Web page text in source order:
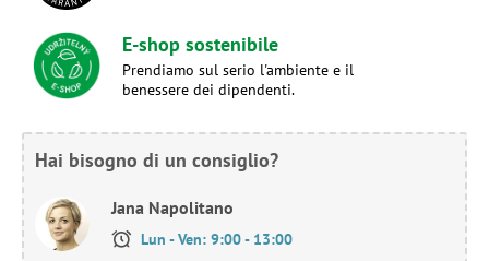
E-shop sostenibile
Prendiamo sul serio l'ambiente e il
benessere dei dipendenti.
Hai bisogno di un consiglio?
Jana Napolitano
Lun - Ven: 9:00 - 13:00